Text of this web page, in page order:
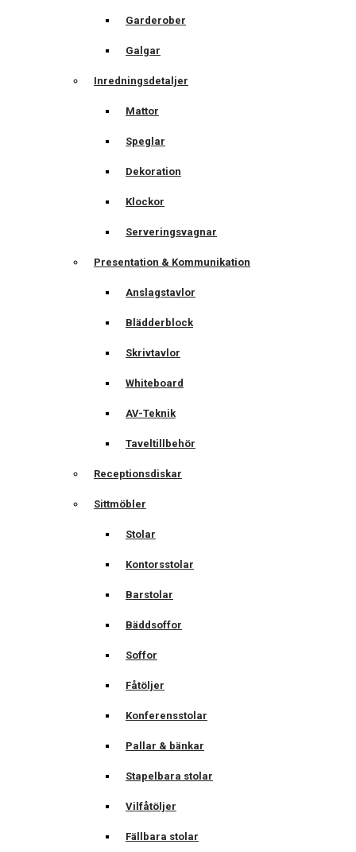
Garderober
Galgar
Inredningsdetaljer
Mattor
Speglar
Dekoration
Klockor
Serveringsvagnar
Presentation & Kommunikation
Anslagstavlor
Blädderblock
Skrivtavlor
Whiteboard
AV-Teknik
Taveltillbehör
Receptionsdiskar
Sittmöbler
Stolar
Kontorsstolar
Barstolar
Bäddsoffor
Soffor
Fåtöljer
Konferensstolar
Pallar & bänkar
Stapelbara stolar
Vilfåtöljer
Fällbara stolar